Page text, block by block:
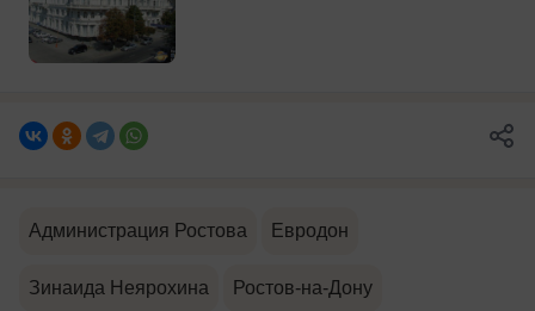
Администрация Ростова Евродон
Зинаида Неярохина Ростов-на-Дону